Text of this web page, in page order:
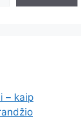
– kaip